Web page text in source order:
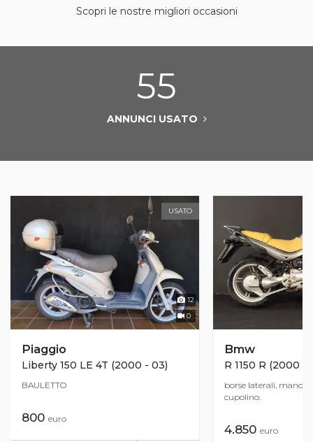
Scopri le nostre migliori occasioni
55
ANNUNCI USATO
USATO
12
0
Piaggio
Liberty 150 LE 4T (2000 - 03)
BAULETTO
800 euro
Bmw
R 1150 R (2000 -
borse laterali,
cupolino.
4.850 euro